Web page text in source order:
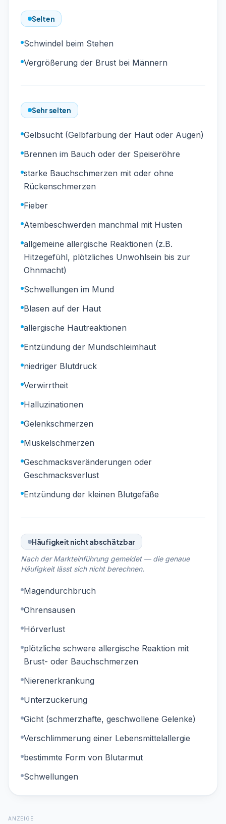
Selten
Schwindel beim Stehen
Vergrößerung der Brust bei Männern
Sehr selten
Gelbsucht (Gelbfärbung der Haut oder Augen)
Brennen im Bauch oder der Speiseröhre
starke Bauchschmerzen mit oder ohne
Rückenschmerzen
Fieber
Atembeschwerden manchmal mit Husten
allgemeine allergische Reaktionen (z.B.
Hitzegefühl, plötzliches Unwohlsein bis zur
Ohnmacht)
Schwellungen im Mund
Blasen auf der Haut
allergische Hautreaktionen
Entzündung der Mundschleimhaut
niedriger Blutdruck
Verwirrtheit
Halluzinationen
Gelenkschmerzen
Muskelschmerzen
Geschmacksveränderungen oder
Geschmacksverlust
Entzündung der kleinen Blutgefäße
Häufigkeit nicht abschätzbar
Nach der Markteinführung gemeldet — die genaue
Häufigkeit lässt sich nicht berechnen.
Magendurchbruch
Ohrensausen
Hörverlust
plötzliche schwere allergische Reaktion mit
Brust- oder Bauchschmerzen
Nierenerkrankung
Unterzuckerung
Gicht (schmerzhafte, geschwollene Gelenke)
Verschlimmerung einer Lebensmittelallergie
bestimmte Form von Blutarmut
Schwellungen
ANZEIGE